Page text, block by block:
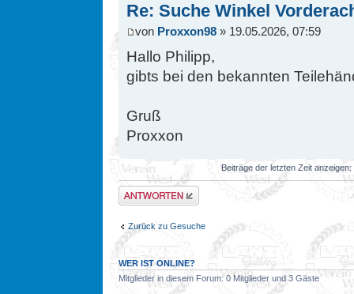
Re: Suche Winkel
von Proxxon98 » 19.05.2026, 07:59
Hallo Philipp,
gibts bei den bekannten
Gruß
Proxxon
Beiträge der letzten Zeit anzeigen:
Antwort erstellen
Zurück zu Gesuche
WER IST ONLINE?
Mitglieder in diesem Forum: 0 Mitglieder und 3 Gäste